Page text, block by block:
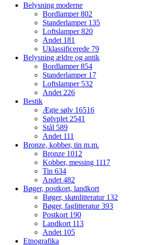
Belysning moderne
Bordlamper802
Standerlamper 135
Loftslamper820
Andet 181
Uklassificerede 79
Belysning ældre og antik
Bordlamper854
Standerlamper 17
Loftslamper 532
Andet 226
Bestik
Ægte sølv 16516
Sølvplet 2541
Stål 589
Andet 111
Bronze, kobber, tin m.m.
Bronze 1012
Kobber, messing 1117
Tin 634
Andet 482
Bøger, postkort, landkort
Bøger, skønlitteratur 132
Bøger, faglitteratur393
Postkort 190
Landkort 113
Andet 105
Etnografika